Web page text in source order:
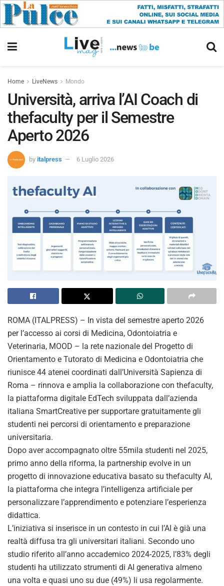
Home LiveNews Mondo
Università, arriva l’AI Coach di
thefaculty per il Semestre
Aperto 2026
by italpress 6 Luglio 2026
ROMA (ITALPRESS) – In vista del semestre aperto 2026
per l’accesso ai corsi di Medicina, Odontoiatria e
Veterinaria, MOOD – la rete nazionale del Progetto di
Orientamento e Tutorato di Medicina e Odontoiatria che
riunisce 44 atenei coordinati dall’Università Sapienza di
Roma – rinnova e amplia la collaborazione con thefaculty,
la piattaforma digitale EdTech sviluppata dall’azienda
italiana SmartCreative per supportare gratuitamente gli
studenti nei percorsi di orientamento e preparazione
universitaria.
Dopo aver accompagnato oltre 55mila studenti nel 2025,
primo anno della riforma, la partnership evolve in un
progetto di innovazione educativa basato su thefaculty AI,
la piattaforma che integra l’intelligenza artificiale per
personalizzare l’apprendimento e potenziare l’esperienza
didattica.
L’iniziativa si inserisce in un contesto in cui l’AI è già una
realtà diffusa tra gli universitari italiani. Secondo uno
studio riferito all’anno accademico 2024-2025, l’83% degli
studenti ha utilizzato strumenti di AI generativa almeno
una volta e quasi uno su due (49%) li usa regolarmente.